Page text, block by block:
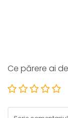
Ce părere ai